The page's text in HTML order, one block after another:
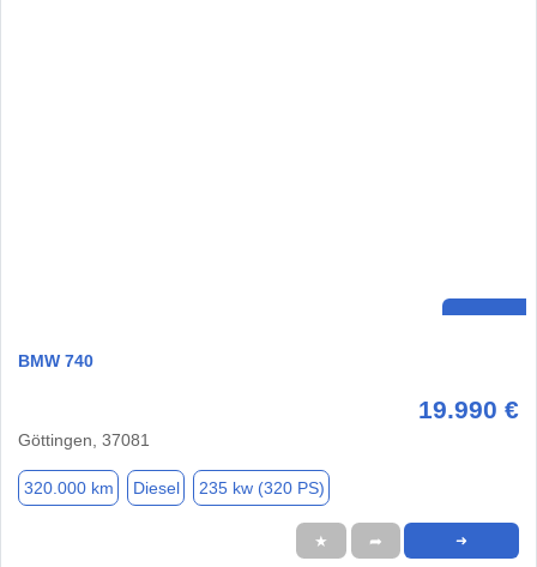
BMW 740
19.990 €
Göttingen, 37081
320.000 km Diesel 235 kw (320 PS)
★ ➦ ➜